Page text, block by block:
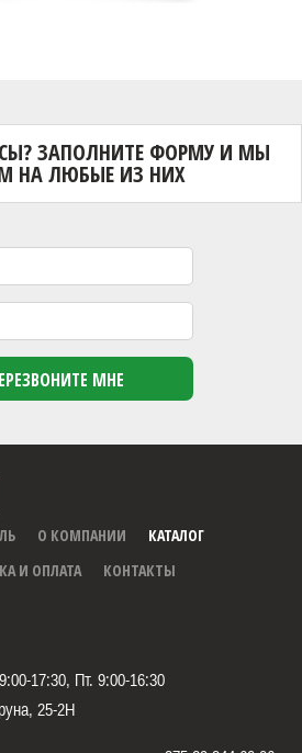
ЗАПОЛНИТЕ ФОРМУ И МЫ
НА ЛЮБЫЕ ИЗ НИХ
О КОМПАНИИ
КАТАЛОГ
И ОПЛАТА
КОНТАКТЫ
17:30, Пт. 9:00-16:30
25-2Н